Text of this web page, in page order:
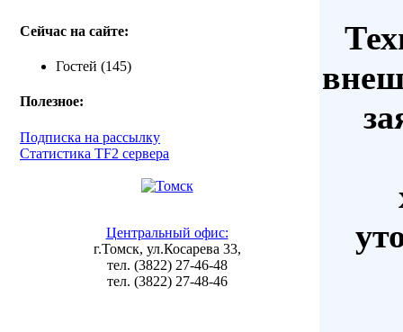
Сейчас на сайте:
Гостей (145)
Полезное:
Подписка на рассылку
Статистика TF2 сервера
Центральный офис:
г.Томск, ул.Косарева 33,
тел. (3822) 27-46-48
тел. (3822) 27-48-46